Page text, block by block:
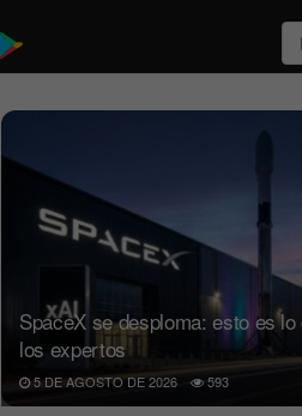
SpaceX se desploma: esto es lo
los expertos
5 DE AGOSTO DE 2026 593